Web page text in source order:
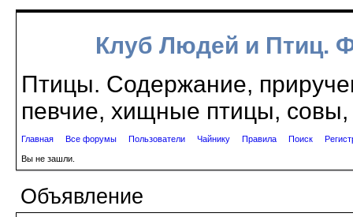
Клуб Людей и Птиц.
Птицы. Содержание,
певчие, хищные птицы, совы,
Главная Все форумы Пользователи Чайнику Правила Поиск
Вы не зашли.
Объявление